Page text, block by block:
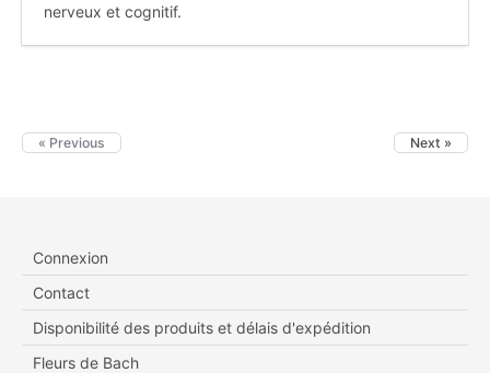
nerveux et cognitif.
« Previous Next »
Connexion
Contact
Disponibilité des produits et délais d'expédition
Fleurs de Bach